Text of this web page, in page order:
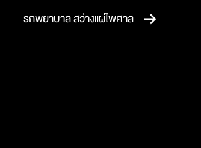
รถพยาบาล สว่างแผ่ไพศาล